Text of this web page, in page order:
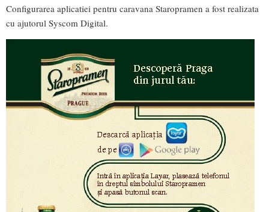
Configurarea aplicatiei pentru caravana Staropramen a fost realizata
cu ajutorul Syscom Digital.